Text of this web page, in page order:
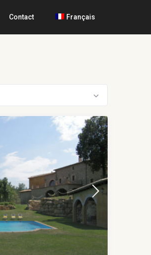
Contact Français